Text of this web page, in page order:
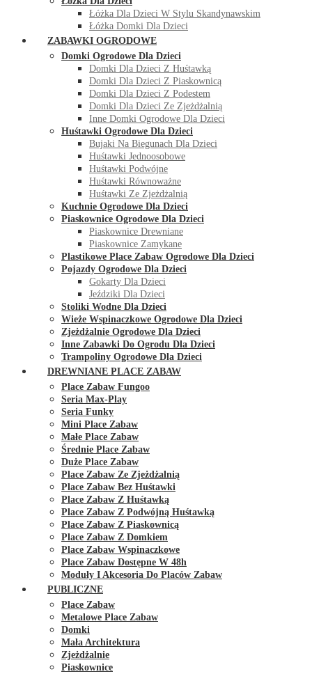
Łóżka Dla Dzieci W Stylu Skandynawskim
Łóżka Domki Dla Dzieci
ZABAWKI OGRODOWE
Domki Ogrodowe Dla Dzieci
Domki Dla Dzieci Z Huśtawką
Domki Dla Dzieci Z Piaskownicą
Domki Dla Dzieci Z Podestem
Domki Dla Dzieci Ze Zjeżdżalnią
Inne Domki Ogrodowe Dla Dzieci
Huśtawki Ogrodowe Dla Dzieci
Bujaki Na Biegunach Dla Dzieci
Huśtawki Jednoosobowe
Huśtawki Podwójne
Huśtawki Równoważne
Huśtawki Ze Zjeżdżalnią
Kuchnie Ogrodowe Dla Dzieci
Piaskownice Ogrodowe Dla Dzieci
Piaskownice Drewniane
Piaskownice Zamykane
Plastikowe Place Zabaw Ogrodowe Dla Dzieci
Pojazdy Ogrodowe Dla Dzieci
Gokarty Dla Dzieci
Jeździki Dla Dzieci
Stoliki Wodne Dla Dzieci
Wieże Wspinaczkowe Ogrodowe Dla Dzieci
Zjeżdżalnie Ogrodowe Dla Dzieci
Inne Zabawki Do Ogrodu Dla Dzieci
Trampoliny Ogrodowe Dla Dzieci
DREWNIANE PLACE ZABAW
Place Zabaw Fungoo
Seria Max-Play
Seria Funky
Mini Place Zabaw
Małe Place Zabaw
Średnie Place Zabaw
Duże Place Zabaw
Place Zabaw Ze Zjeżdżalnią
Place Zabaw Bez Huśtawki
Place Zabaw Z Huśtawką
Place Zabaw Z Podwójną Huśtawką
Place Zabaw Z Piaskownicą
Place Zabaw Z Domkiem
Place Zabaw Wspinaczkowe
Place Zabaw Dostępne W 48h
Moduły I Akcesoria Do Placów Zabaw
PUBLICZNE
Place Zabaw
Metalowe Place Zabaw
Domki
Mała Architektura
Zjeżdżalnie
Piaskownice